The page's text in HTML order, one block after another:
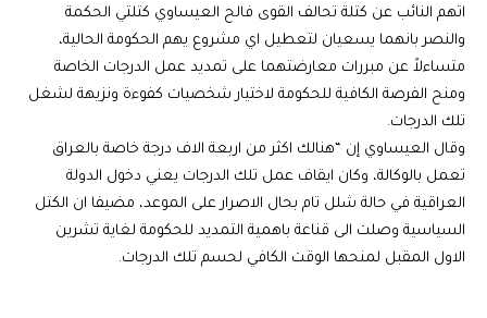
اتهم النائب عن كتلة تحالف القوى فالح العيساوي كتلتي الحكمة
والنصر بانهما يسعيان لتعطيل اي مشروع يهم الحكومة الحالية،
متساءلاً عن مبررات معارضتهما على تمديد عمل الدرجات الخاصة
ومنح الفرصة الكافية للحكومة لاختيار شخصيات كفوءة ونزيهة لشغل
تلك الدرجات.
وقال العيساوي إن “هنالك اكثر من اربعة الاف درجة خاصة ب‍العراق
تعمل بالوكالة، وكان ايقاف عمل تلك الدرجات يعني دخول الدولة
العراقية في حالة شلل تام بحال الاصرار على الموعد، مضيفا ان الكتل
السياسية وصلت الى قناعة باهمية التمديد للحكومة لغاية تشرين
الاول المقبل لمنحها الوقت الكافي لحسم تلك الدرجات.